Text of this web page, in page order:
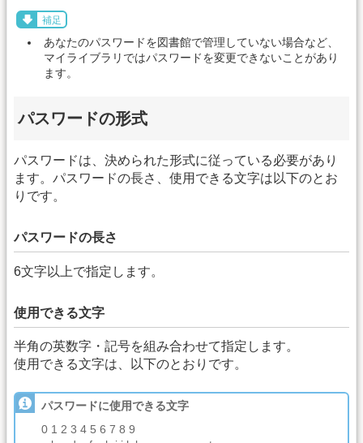
補足
あなたのパスワードを図書館で管理していない場合など、
マイライブラリではパスワードを変更できないことがあり
ます。
パスワードの形式
パスワードは、決められた形式に従っている必要があり
ます。パスワードの長さ、使用できる文字は以下のとお
りです。
パスワードの長さ
6文字以上で指定します。
使用できる文字
半角の英数字・記号を組み合わせて指定します。
使用できる文字は、以下のとおりです。
パスワードに使用できる文字
0 1 2 3 4 5 6 7 8 9